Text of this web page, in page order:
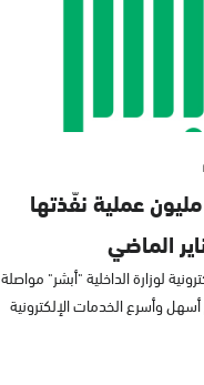
أكثر من 1.8 مليون عملية نفّذتها
الماضي
لوزارة الداخلية "أبشر" مواصلة
وأسرع الخدمات الإلكترونية